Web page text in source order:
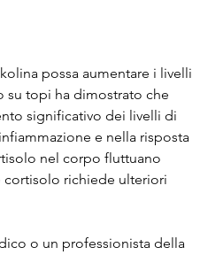
possa aumentare i livelli
topi ha dimostrato che
significativo dei livelli di
e nella risposta
nel corpo fluttuano
richiede ulteriori
o un professionista della